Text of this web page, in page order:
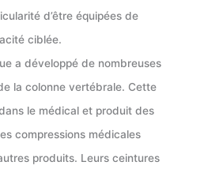
d’être équipées de
ciblée.
a développé de nombreuses
la colonne vertébrale. Cette
le médical et produit des
compressions médicales
produits. Leurs ceintures